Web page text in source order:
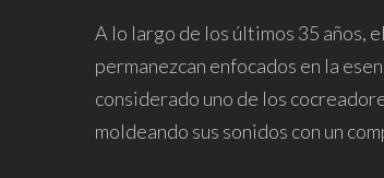
A lo largo de los últimos 35 años,
permanezcan enfocados en la
considerado uno de los
moldeando sus sonidos con un